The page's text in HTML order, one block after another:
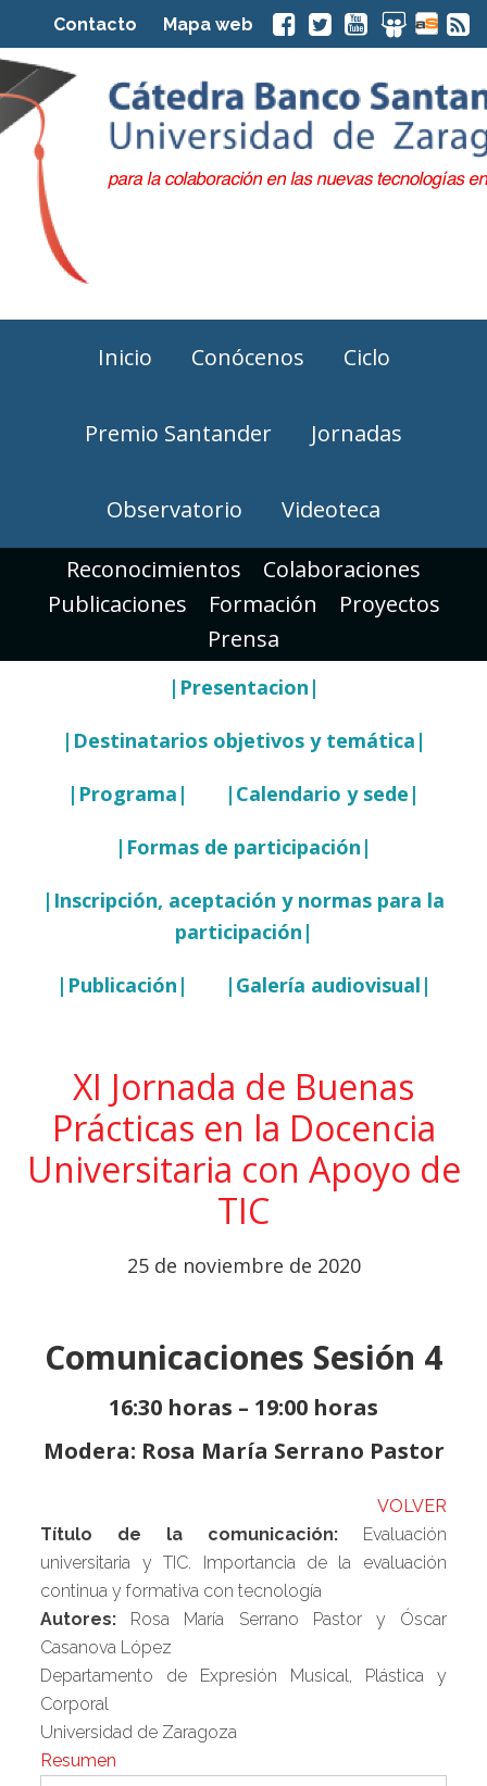
Contacto Mapa web
Inicio Conócenos Ciclo
Premio Santander Jornadas
Observatorio Videoteca
Reconocimientos
Colaboraciones
Publicaciones
Formación
Proyectos
Prensa
|Presentacion|
|Destinatarios objetivos y temática|
|Programa| |Calendario y sede|
|Formas de participación|
|Inscripción, aceptación y normas para la
participación|
|Publicación| |Galería audiovisual|
XI Jornada de Buenas
Prácticas en la Docencia
Universitaria con Apoyo de
TIC
25 de noviembre de 2020
Comunicaciones Sesión 4
16:30 horas – 19:00 horas
Modera: Rosa María Serrano Pastor
VOLVER
Título de la comunicación: Evaluación
universitaria y TIC. Importancia de la evaluación
continua y formativa con tecnología
Autores: Rosa María Serrano Pastor y Óscar
Casanova López
Departamento de Expresión Musical, Plástica y
Corporal
Universidad de Zaragoza
Resumen